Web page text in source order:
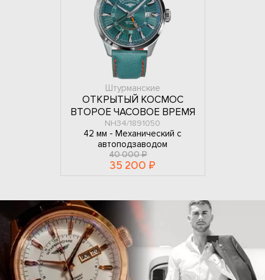
Штурманские
ОТКРЫТЫЙ КОСМОС
ВТОРОЕ ЧАСОВОЕ ВРЕМЯ
NH34/1891050
42 мм - Механический с
автоподзаводом
40 000 ₽
35 200 ₽